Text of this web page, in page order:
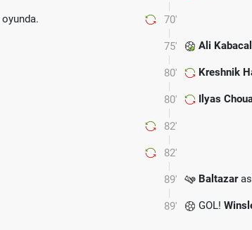
70'
oyunda.
75' Ali
80' Kreshnik
80' Ilyas
82'
82'
89' Baltazar
89' GOL!